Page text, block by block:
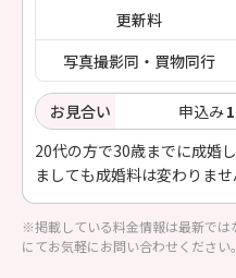
更新料
写真撮影同・買物同行
お見合い 申込み
20代の方で30歳までに成婚
ましても成婚料は変わりませ
※掲載している料金情報は最新では
にてお気軽にお問い合わせください。